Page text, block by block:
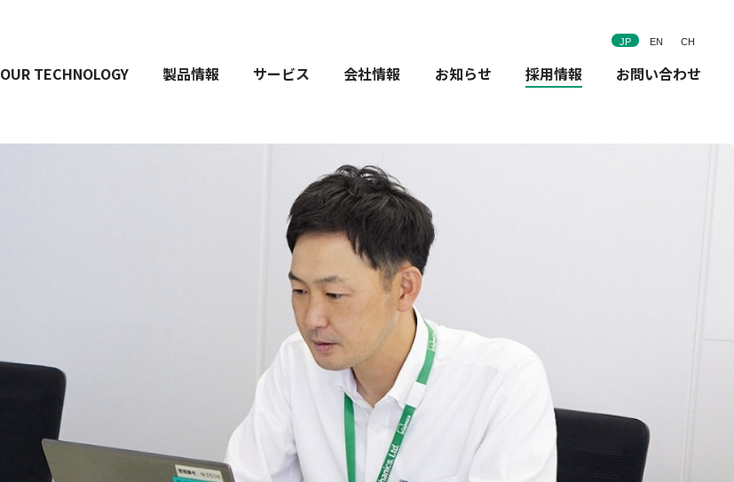
JP EN CH
OUR TECHNOLOGY 製品情報 サービス 会社情報 お知らせ 採用情報 お問い合わせ